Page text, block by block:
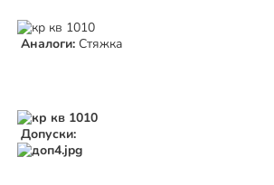
Аналоги: Стяжка
Допуски: